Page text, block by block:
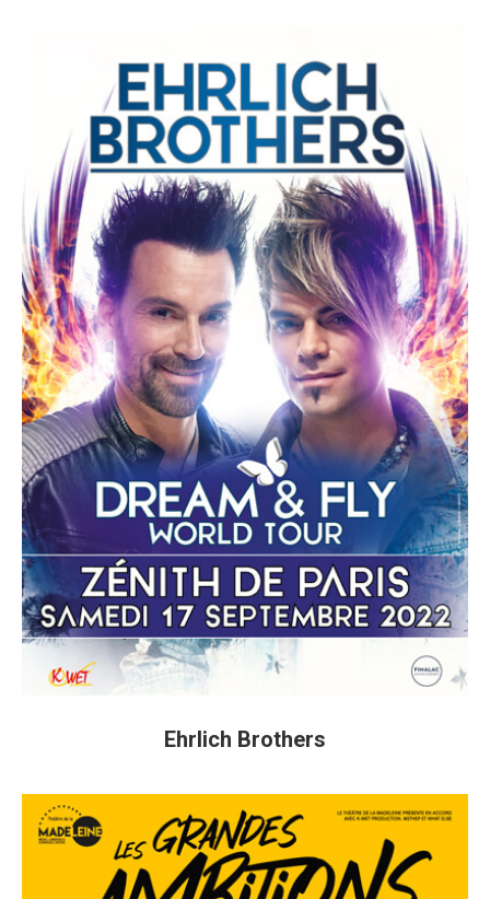
Ehrlich Brothers